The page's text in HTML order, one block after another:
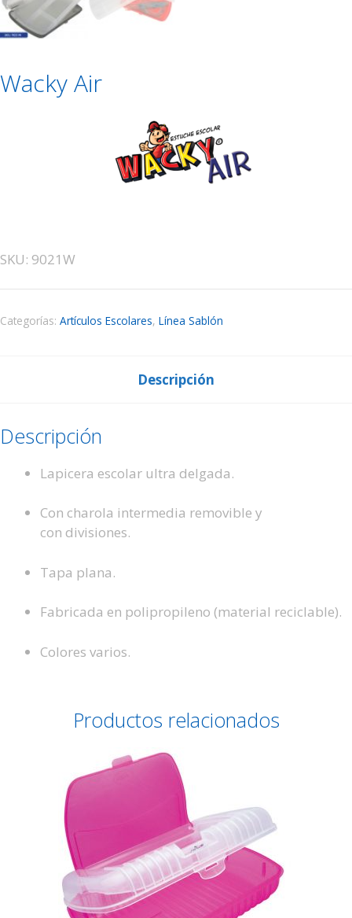
Wacky Air
SKU: 9021W
Categorías: Artículos Escolares, Línea Sablón
Descripción
Descripción
Lapicera escolar ultra delgada.
Con charola intermedia removible y
con divisiones.
Tapa plana.
Fabricada en polipropileno (material reciclable).
Colores varios.
Productos relacionados